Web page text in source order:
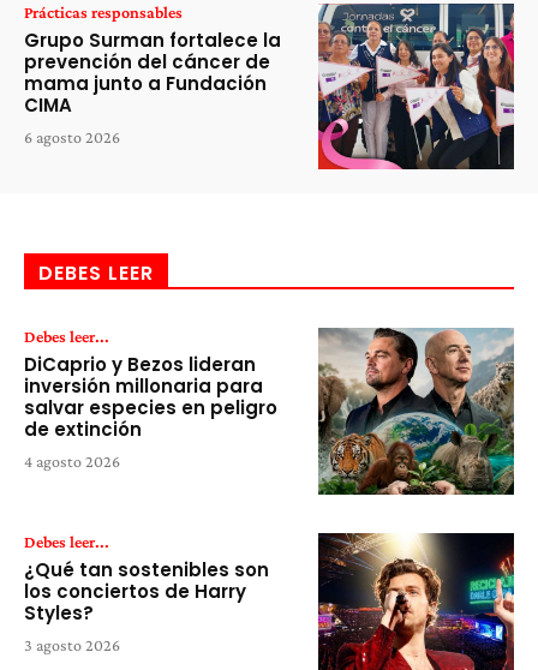
Prácticas responsables
Grupo Surman fortalece la
prevención del cáncer de
mama junto a Fundación
CIMA
6 agosto 2026
DEBES LEER
Debes leer...
DiCaprio y Bezos lideran
inversión millonaria para
salvar especies en peligro
de extinción
4 agosto 2026
Debes leer...
¿Qué tan sostenibles son
los conciertos de Harry
Styles?
3 agosto 2026